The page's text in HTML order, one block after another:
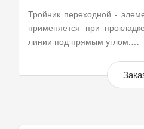
Тройник переходной -
применяется при
линии под прямым углом.…